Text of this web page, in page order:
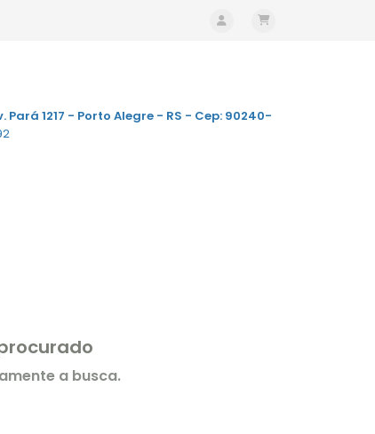
Pará 1217 - Porto Alegre - RS - Cep: 90240-
a busca.